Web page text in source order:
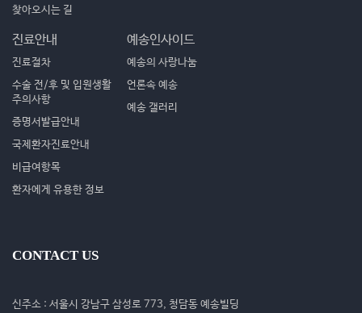
찾아오시는 길
진료안내
진료절차
수술 전/후 및 입원생활
주의사항
증명서발급안내
국제환자진료안내
비급여항목
환자에게 유용한 정보
예송인사이드
예송의 사랑나눔
언론속 예송
예송 갤러리
CONTACT US
신주소 : 서울시 강남구 삼성로 773, 청담동 예송빌딩